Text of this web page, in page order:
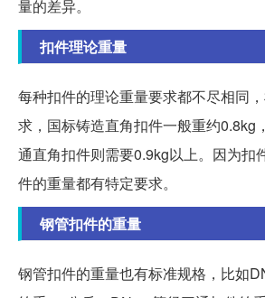
量的差异。
扣件理论重量
每种扣件的理论重量要求都不尽相同
求，国标铸造直角扣件一般重约0.8kg
通直角扣件则需要0.9kg以上。因为扣
件的重量都有特定要求。
钢管扣件的重量
钢管扣件的重量也有标准规格，比如